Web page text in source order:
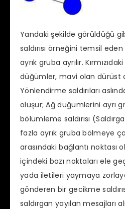
Yandaki şekilde görüldüğü
saldırısı örneğini temsil
ayrık gruba ayrılır.
düğümler, mavi olan dürüst
Yönlendirme saldırıları
oluşur; Ağ düğümlerini ayrı
bölümleme saldırısı
fazla ayrık gruba bölmeye
arasındaki bağlantı noktası
içindeki bazı noktaları ele
yada iletileri yaymaya
gönderen bir gecikme
saldırgan yayılan mesajları